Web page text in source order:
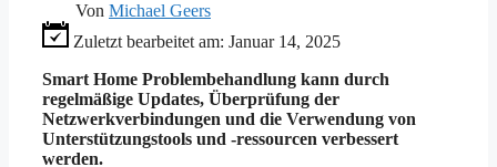
Von Michael Geers
Zuletzt bearbeitet am: Januar 14, 2025
Smart Home Problembehandlung kann durch
regelmäßige Updates, Überprüfung der
Netzwerkverbindungen und die Verwendung von
Unterstützungstools und -ressourcen verbessert
werden.